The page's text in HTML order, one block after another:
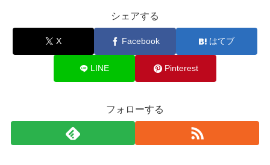
シェアする
X Facebook はてブ
LINE Pinterest
フォローする